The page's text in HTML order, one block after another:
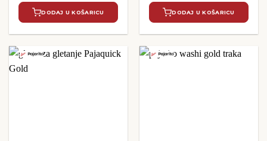
DODAJ U KOŠARICU DODAJ U KOŠARICU